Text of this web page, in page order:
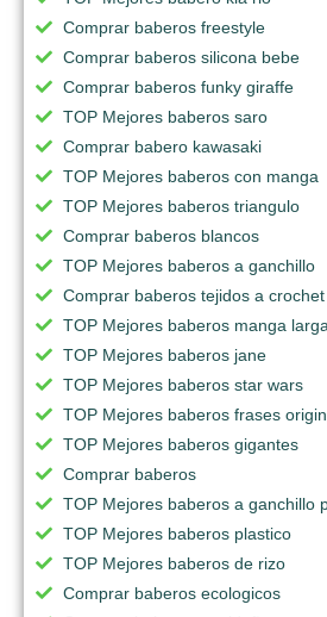
Comprar baberos freestyle
Comprar baberos silicona bebe
Comprar baberos funky giraffe
TOP Mejores baberos saro
Comprar babero kawasaki
TOP Mejores baberos con manga
TOP Mejores baberos triangulo
Comprar baberos blancos
TOP Mejores baberos a ganchillo
Comprar baberos tejidos a crochet
TOP Mejores baberos manga
TOP Mejores baberos jane
TOP Mejores baberos star wars
TOP Mejores baberos frases
TOP Mejores baberos gigantes
Comprar baberos
TOP Mejores baberos a ganchillo
TOP Mejores baberos plastico
TOP Mejores baberos de rizo
Comprar baberos ecologicos